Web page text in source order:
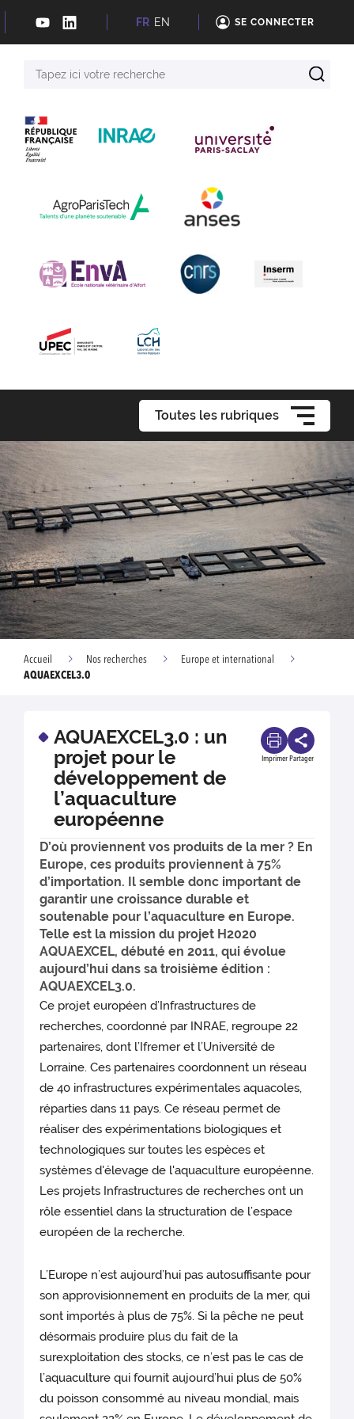
FR EN SE CONNECTER
Toutes les rubriques
Accueil Nos recherches
Europe et international
AQUAEXCEL3.0
AQUAEXCEL3.0 : un
projet pour le
développement de
l’aquaculture
européenne
Imprimer Partager
D’où proviennent vos produits de la mer ? En
Europe, ces produits proviennent à 75%
d’importation. Il semble donc important de
garantir une croissance durable et
soutenable pour l’aquaculture en Europe.
Telle est la mission du projet H2020
AQUAEXCEL, débuté en 2011, qui évolue
aujourd’hui dans sa troisième édition :
AQUAEXCEL3.0.
Ce projet européen d’Infrastructures de
recherches, coordonné par INRAE, regroupe 22
partenaires, dont l’Ifremer et l’Université de
Lorraine. Ces partenaires coordonnent un réseau
de 40 infrastructures expérimentales aquacoles,
réparties dans 11 pays. Ce réseau permet de
réaliser des expérimentations biologiques et
technologiques sur toutes les espèces et
systèmes d'élevage de l'aquaculture européenne.
Les projets Infrastructures de recherches ont un
rôle essentiel dans la structuration de l’espace
européen de la recherche.
L’Europe n’est aujourd’hui pas autosuffisante pour
son approvisionnement en produits de la mer, qui
sont importés à plus de 75%. Si la pêche ne peut
désormais produire plus du fait de la
surexploitation des stocks, ce n’est pas le cas de
l’aquaculture qui fournit aujourd’hui plus de 50%
du poisson consommé au niveau mondial, mais